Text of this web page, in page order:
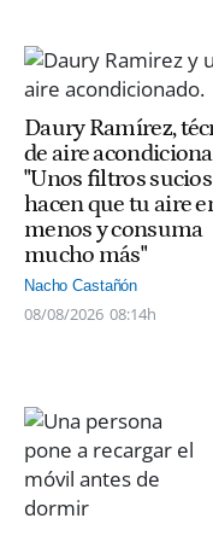
Daury Ramírez,
de aire
"Unos filtros sucios
hacen que tu aire
menos y consuma
mucho más"
Nacho Castañón
08/08/2026 08:14h